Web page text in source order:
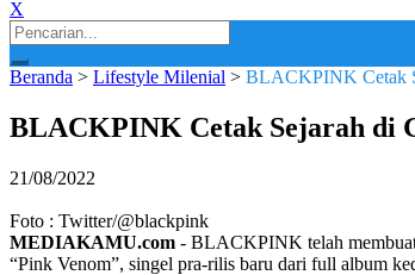
X
Search
for:
Beranda > Lifestyle Milenial > BLACKPINK Cetak
BLACKPINK Cetak Sejarah di
21/08/2022
Foto : Twitter/@blackpink
MEDIAKAMU.com - BLACKPINK telah membuat
“Pink Venom”, singel pra-rilis baru dari full album